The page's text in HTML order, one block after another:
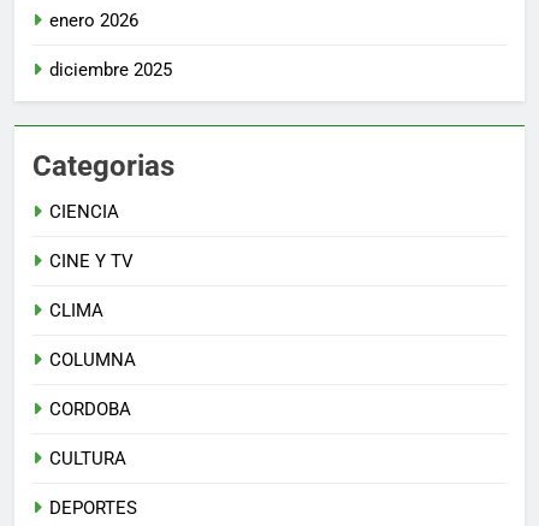
enero 2026
diciembre 2025
Categorias
CIENCIA
CINE Y TV
CLIMA
COLUMNA
CORDOBA
CULTURA
DEPORTES